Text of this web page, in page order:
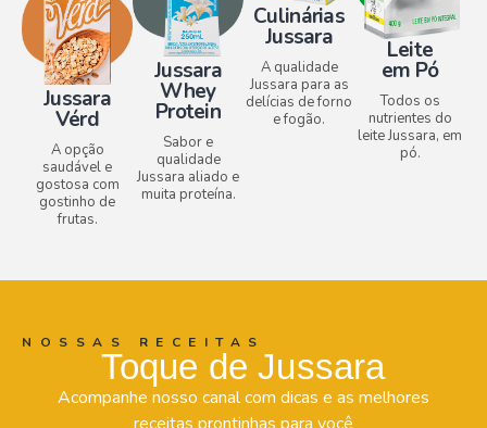
Jussara
Vérd
A opção
saudável e
gostosa com
gostinho de
frutas.
Jussara
Whey
Protein
Sabor e
qualidade
Jussara aliado e
muita proteína.
Culinárias
Jussara
A qualidade
Jussara para as
delícias de forno
e fogão.
Leite
em Pó
Todos os
nutrientes do
leite Jussara, em
pó.
NOSSAS RECEITAS
Toque de Jussara
Acompanhe nosso canal com dicas e as melhores